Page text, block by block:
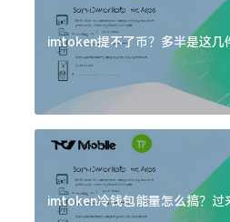
imtoken提不了币？多半是这几
imtoken冷钱包能量怎么搞？过